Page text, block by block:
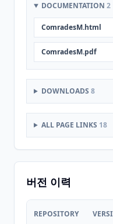
DOCUMENTATION 2
ComradesM.html
ComradesM.pdf
DOWNLOADS 8
ALL PAGE LINKS 18
버전 이력
REPOSITORY